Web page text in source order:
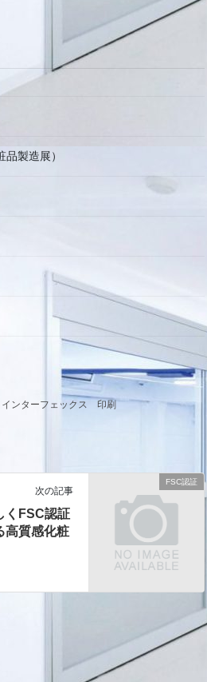
製造展）
インターフェックス 印刷
FSC認証
次の記事
くFSC認証
高質感化粧